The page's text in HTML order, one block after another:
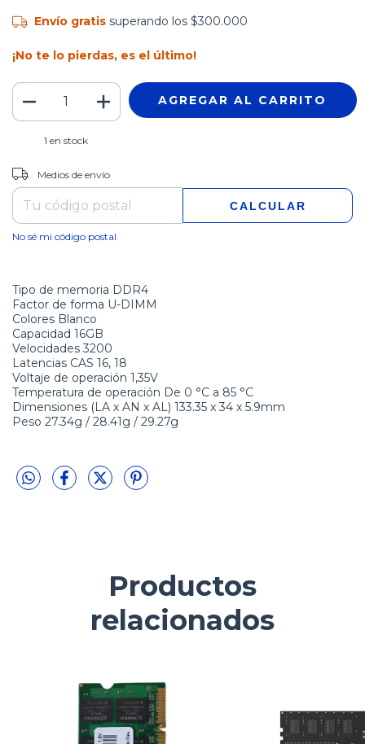
Envío gratis superando los $300.000
¡No te lo pierdas, es el último!
1 en stock
Entregas para el CP:
Medios de envío
CALCULAR
No sé mi código postal
Tipo de memoria DDR4
Factor de forma U-DIMM
Colores Blanco
Capacidad 16GB
Velocidades 3200
Latencias CAS 16, 18
Voltaje de operación 1,35V
Temperatura de operación De 0 °C a 85 °C
Dimensiones (LA x AN x AL) 133.35 x 34 x 5.9mm
Peso 27.34g / 28.41g / 29.27g
Productos
relacionados